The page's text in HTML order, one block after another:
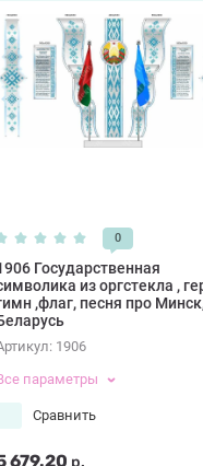
0
Государственная
из оргстекла ,
,флаг, песня про
1906
параметры
Сравнить
679.20